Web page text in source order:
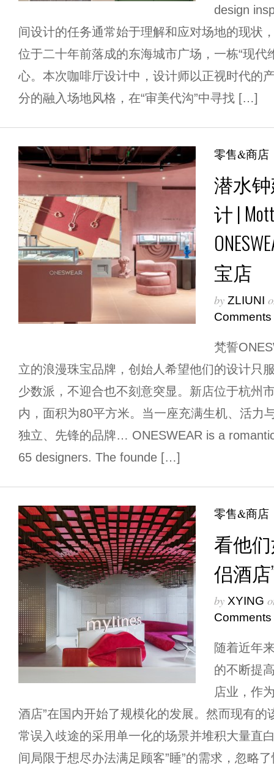
design
间设计的任务通常始于理解和应对场地的现状
位于二十年前落成的东海城市广场，一栋“现代
心。本次咖啡厅设计中，设计师以正视时代的
分的融入场地风格，在“审美代沟”中寻找 […]
零售&商店
潜水
计 |
宝店
by ZLIUNI
Comments
梵誓
立的浪漫珠宝品牌，创始人希望他们的设计只
少数派，不迎合也不刻意突显。新店位于杭州
内，面积为80平方米。当一座充满生机、活力
独立、先锋的品牌… ONESWEAR is a
65 designers. The founde […]
零售&商店
看他
侣酒店
by XYING
Comments
随着近年
的不断提
店业，作
酒店”在国内开始了规模化的发展。然而现有的
常误入歧途的采用单一化的场景并堆积大量直
间局限于想尽办法满足顾客”睡”的需求，忽略